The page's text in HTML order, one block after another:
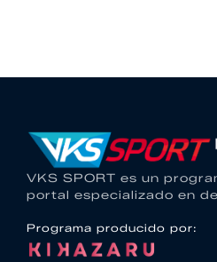
VKS SPORT es un
portal especializado en
Programa producido por: